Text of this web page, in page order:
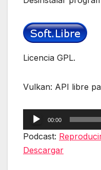
Licencia GPL.
Vulkan: API libre
Reproductor
de
00:00
Podcast:
Descargar